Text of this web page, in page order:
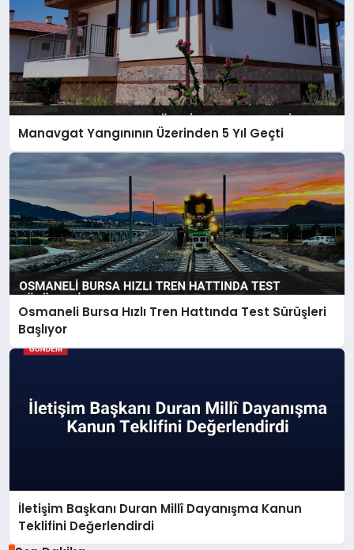
Manavgat Yangınının Üzerinden 5 Yıl Geçti
Osmaneli Bursa Hızlı Tren Hattında Test Sürüşleri
Başlıyor
İletişim Başkanı Duran Millî Dayanışma Kanun
Teklifini Değerlendirdi